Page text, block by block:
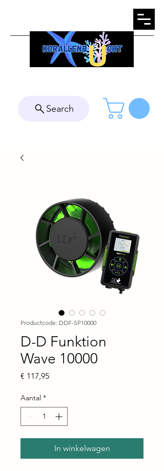
Search
Productcode: DDF-SP10000
D-D Funktion
Wave 10000
€ 117,95Prijs
Aantal *
In winkelwagen